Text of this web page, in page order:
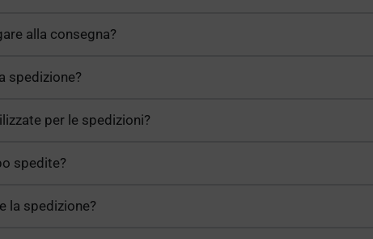
alla consegna?
spedizione?
per le spedizioni?
spedite?
la spedizione?